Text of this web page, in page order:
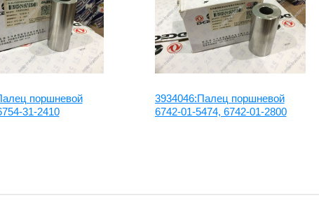
поршневой
31-2410
3934046:Палец поршневой
6742-01-5474, 6742-01-2800